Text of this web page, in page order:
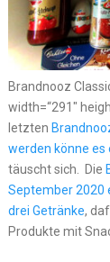
Brandnooz
width=“291″
letzten
werden könne es
täuscht sich. Die
September 2020
drei Getränke,
Produkte mit